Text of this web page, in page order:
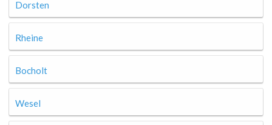
Dorsten
Rheine
Bocholt
Wesel